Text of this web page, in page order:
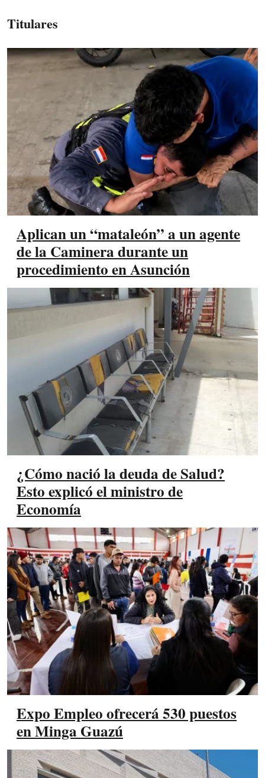
Titulares
Aplican un “mataleón” a un agente
de la Caminera durante un
procedimiento en Asunción
¿Cómo nació la deuda de Salud?
Esto explicó el ministro de
Economía
Expo Empleo ofrecerá 530 puestos
en Minga Guazú